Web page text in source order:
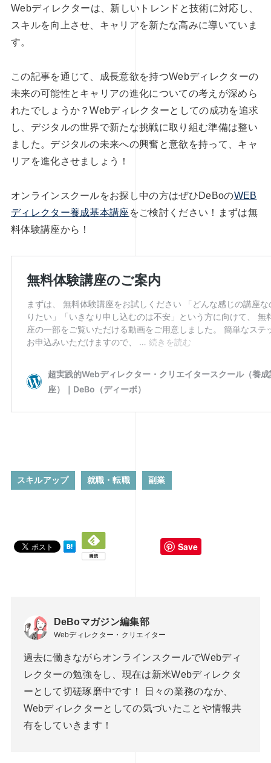
Webディレクターは、新しいトレンドと技術に対応し、
スキルを向上させ、キャリアを新たな高みに導いていま
す。
この記事を通じて、成長意欲を持つWebディレクターの
未来の可能性とキャリアの進化についての考えが深めら
れたでしょうか？Webディレクターとしての成功を追求
し、デジタルの世界で新たな挑戦に取り組む準備は整い
ました。デジタルの未来への興奮と意欲を持って、キャ
リアを進化させましょう！
オンラインスクールをお探し中の方はぜひDeBoのWEB
ディレクター養成基本講座 をご検討ください！まずは無
料体験講座から！
スキルアップ 就職・転職 副業
Save
DeBoマガジン編集部
Webディレクター・クリエイター
過去に働きながらオンラインスクールでWebディ
レクターの勉強をし、現在は新米Webディレクタ
ーとして切磋琢磨中です！ 日々の業務のなか、
Webディレクターとしての気づいたことや情報共
有をしていきます！